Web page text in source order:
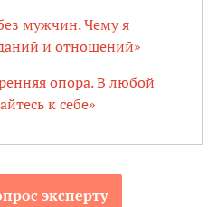
мужчин. Чему я
и отношений»
опора. В любой
к себе»
эксперту